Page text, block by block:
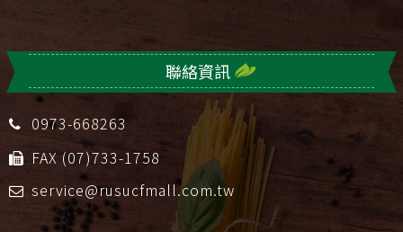
聯絡資訊
0973-668263
FAX (07)733-1758
service@rusucfmall.com.tw